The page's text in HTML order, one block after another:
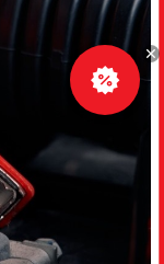
Рассчитать
кредит